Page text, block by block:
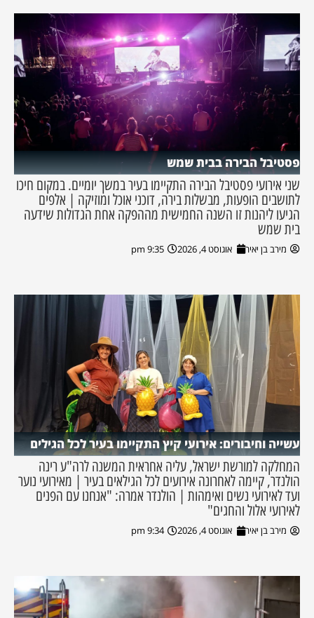
פסטיבל הבירה בבית שמש
שני אירועי פסטיבל הבירה התקיימו בעיר במשך יומיים. במקום חיכו
לתושבים הופעות, מבשלות בירה, דוכני אוכל ומוזיקה | אלפים
הגיעו ליהנות זו השנה החמישית מההפקה אחת הגדולות שידעה
בית שמש
מירב בן יאיר אוגוסט 4, 2026 9:35 pm
עשייה וחיבורים: אירועי קיץ התקיימו בעיר לכל הגילים
המחלקה למורשת ישראל, עליה אחראית המשנה לרה"ע רינה
הולנדר, קיימה לאחרונה אירועים לכל הגילאים בעיר | מאירועי נוער
ועד לאירועי נשים ואימהות | הולנדר אמרה: "אנחנו עם הפנים
לאירועי אלול והחגים"
מירב בן יאיר אוגוסט 4, 2026 9:34 pm